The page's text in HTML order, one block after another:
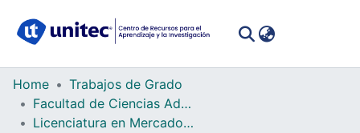
Communities
Collections
Home
Trabajos de Grado
Facultad de Ciencias Administrativas y Sociales
Licenciatura en Mercadotecnia